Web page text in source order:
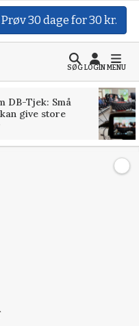
Prøv 30 dage for 30 kr.
SØGLOGINMENU
DB-Tjek: Små
give store